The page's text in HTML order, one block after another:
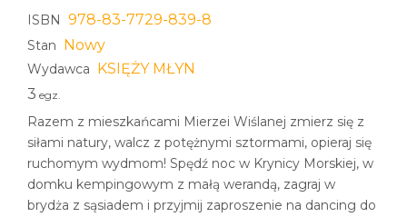
ISBN 978-83-7729-839-8
Stan Nowy
Wydawca KSIĘŻY MŁYN
3 egz.
Razem z mieszkańcami Mierzei Wiślanej zmierz się z
siłami natury, walcz z potężnymi sztormami, opieraj się
ruchomym wydmom! Spędź noc w Krynicy Morskiej, w
domku kempingowym z małą werandą, zagraj w
brydża z sąsiadem i przyjmij zaproszenie na dancing do